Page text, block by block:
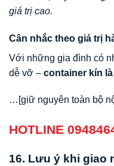
giá trị cao.
Cân nhắc theo giá trị
Với những gia đình có
dễ vỡ – container kín
…[giữ nguyên toàn bộ
HOTLINE
16. Lưu ý khi giao